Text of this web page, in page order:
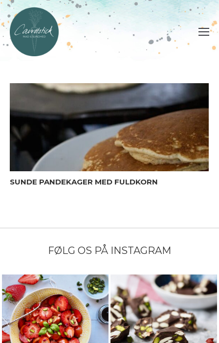
SUNDE PANDEKAGER MED FULDKORN
FØLG OS PÅ INSTAGRAM